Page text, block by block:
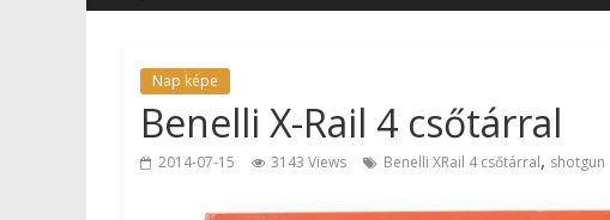
Nap képe
Benelli X-Rail 4 csőtárral
2014-07-15 3143 Views Benelli XRail 4 csőtárral, shotgun